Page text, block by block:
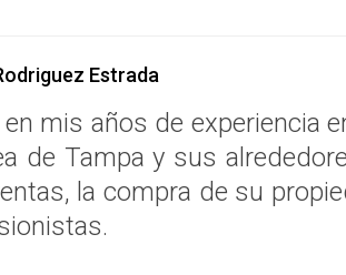
Estrada
en mis años de experiencia
de Tampa y sus
la compra de su